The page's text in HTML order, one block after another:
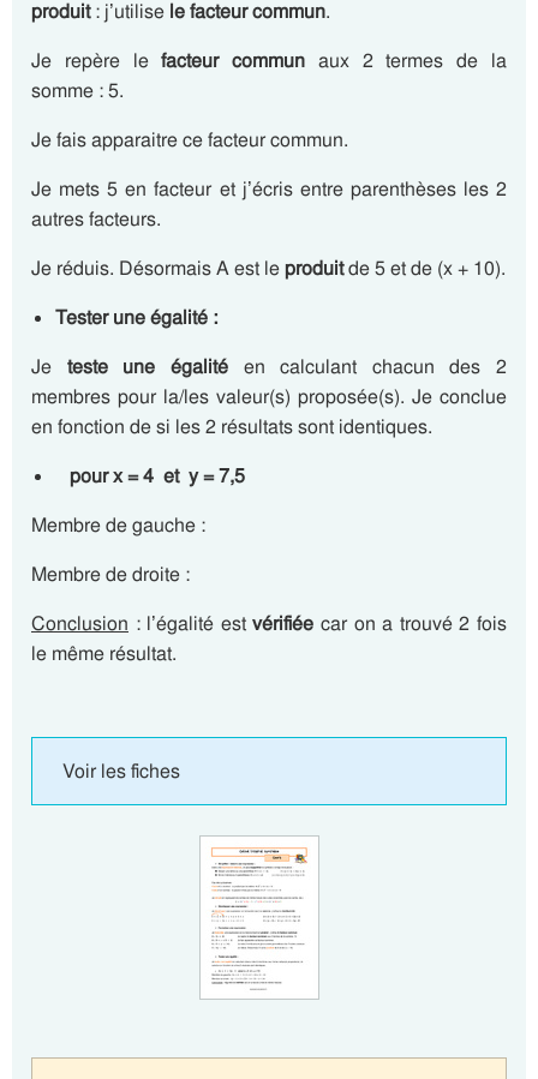
produit: j’utilise le facteur commun.
Je repère lefacteur commun aux 2 termes de la
somme : 5.
Je fais apparaitre ce facteur commun.
Je mets 5 en facteur et j’écris entre parenthèses les 2
autres facteurs.
Je réduis. Désormais A est leproduitde 5 et de (x + 10).
Tester une égalité :
Je teste une égalitéen calculant chacun des 2
membres pour la/les valeur(s) proposée(s). Je conclue
en fonction de si les 2 résultats sont identiques.
pour x = 4 et y = 7,5
Membre de gauche :
Membre de droite :
Conclusion : l’égalité estvérifiéecar on a trouvé 2 fois
le même résultat.
Voir les fiches